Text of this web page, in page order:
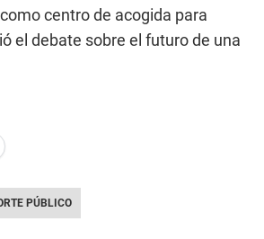
centro de acogida para
el debate sobre el futuro de una
PÚBLICO